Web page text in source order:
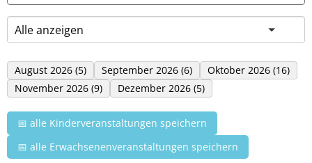
August 2026 (5) September 2026 (6)
Oktober 2026 (16)
November 2026 (9)
Dezember 2026 (5)
📅 alle Kinderveranstaltungen speichern
📅 alle Erwachsenenveranstaltungen speichern